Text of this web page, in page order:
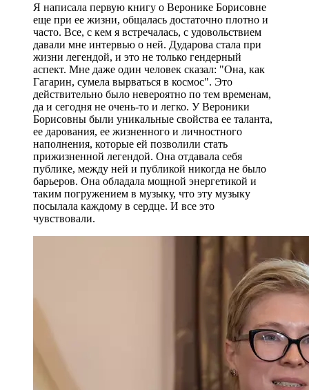
Я написала первую книгу о Веронике Борисовне
еще при ее жизни, общалась достаточно плотно и
часто. Все, с кем я встречалась, с удовольствием
давали мне интервью о ней. Дударова стала при
жизни легендой, и это не только гендерный
аспект. Мне даже один человек сказал: "Она, как
Гагарин, сумела вырваться в космос". Это
действительно было невероятно по тем временам,
да и сегодня не очень-то и легко. У Вероники
Борисовны были уникальные свойства ее таланта,
ее дарования, ее жизненного и личностного
наполнения, которые ей позволили стать
прижизненной легендой. Она отдавала себя
публике, между ней и публикой никогда не было
барьеров. Она обладала мощной энергетикой и
таким погружением в музыку, что эту музыку
посылала каждому в сердце. И все это
чувствовали.